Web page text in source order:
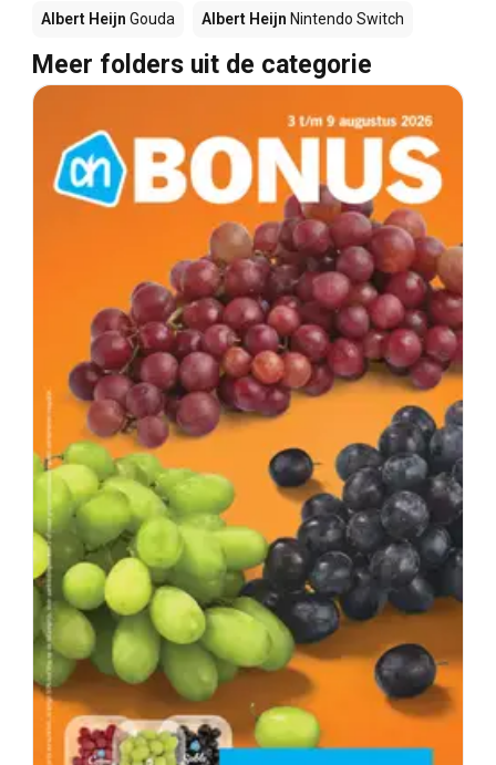
Albert Heijn Gouda Albert Heijn Nintendo Switch
Meer folders uit de categorie